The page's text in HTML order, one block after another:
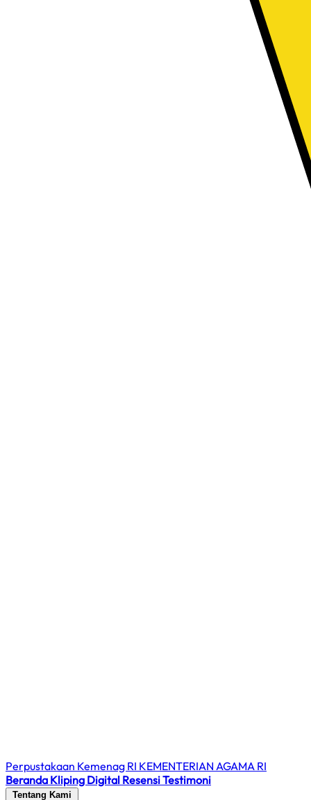
Perpustakaan Kemenag RI KEMENTERIAN AGAMA RI
Beranda Kliping Digital ResensiTestimoni
Tentang Kami